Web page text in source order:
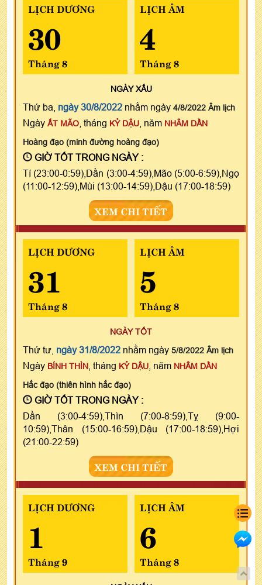
LỊCH DƯƠNG
30
Tháng 8
LỊCH ÂM
4
Tháng 8
NGÀYXẤU
Thứ ba, ngày 30/8/2022 nhằm ngày 4/8/2022 Âm lịch
Ngày ẤT MÃO , tháng KỶ DẬU , năm NHÂM DẦN
Hoàng đạo (minh đường hoàng đạo)
GIỜ TỐT TRONG NGÀY :
Tí (23:00-0:59),Dần (3:00-4:59),Mão (5:00-6:59),Ngọ
(11:00-12:59),Mùi (13:00-14:59),Dậu (17:00-18:59)
XEM CHI TIẾT
LỊCH DƯƠNG
31
Tháng 8
LỊCH ÂM
5
Tháng 8
NGÀY TỐT
Thứ tư, ngày 31/8/2022 nhằm ngày 5/8/2022 Âm lịch
Ngày BÍNH THÌN , tháng KỶ DẬU , năm NHÂM DẦN
Hắc đạo (thiên hình hắc đạo)
GIỜ TỐT TRONG NGÀY :
Dần (3:00-4:59),Thìn (7:00-8:59),Tỵ (9:00-
10:59),Thân (15:00-16:59),Dậu (17:00-18:59),Hợi
(21:00-22:59)
XEM CHI TIẾT
LỊCH DƯƠNG
1
Tháng 9
LỊCH ÂM
6
Tháng 8